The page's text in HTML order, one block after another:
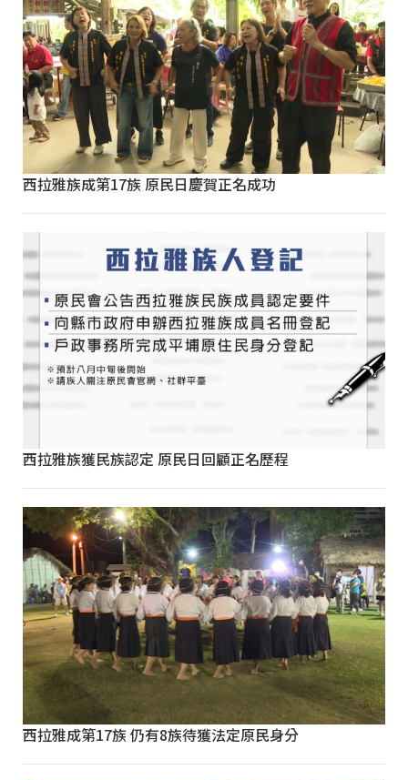
西拉雅族成第17族 原民日慶賀正名成功
西拉雅族獲民族認定 原民日回顧正名歷程
西拉雅成第17族 仍有8族待獲法定原民身分